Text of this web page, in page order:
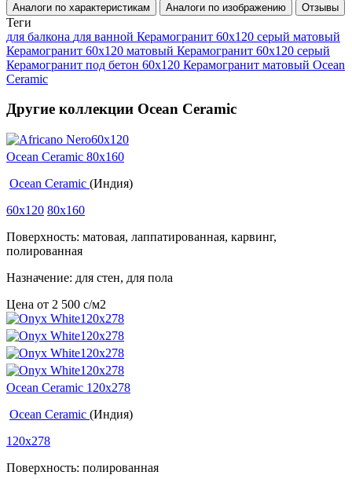
Аналоги по характеристикам Аналоги по изображению Отзывы
Теги
для балкона для ванной Керамогранит 60x120 серый матовый
Керамогранит 60x120 матовый Керамогранит 60х120 серый
Керамогранит под бетон 60x120 Керамогранит матовый Ocean
Ceramic
Другие коллекции Ocean Ceramic
Ocean Ceramic 80x160
Ocean Ceramic (Индия)
60x120 80x160
Поверхность: матовая, лаппатированная, карвинг,
полированная
Назначение: для стен, для пола
Цена от 2 500 c/м2
Ocean Ceramic 120х278
Ocean Ceramic (Индия)
120x278
Поверхность: полированная